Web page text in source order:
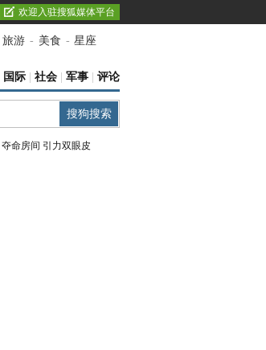
欢迎入驻搜狐媒体平台
旅游 - 美食 - 星座
国际 社会 军事 评论
夺命房间 引力双眼皮